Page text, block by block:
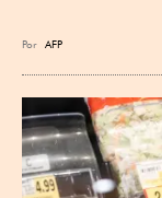
Por AFP